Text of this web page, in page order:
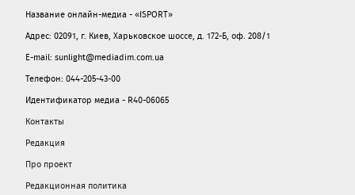
Название онлайн-медиа - «ISPORT»
Адрес: 02091, г. Киев, Харьковское шоссе, д. 172-Б, оф. 208/1
E-mail: sunlight@mediadim.com.ua
Телефон: 044-205-43-00
Идентификатор медиа - R40-06065
Контакты
Редакция
Про проект
Редакционная политика